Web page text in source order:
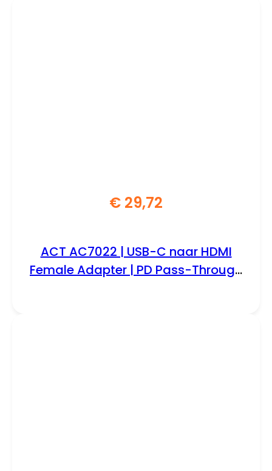
€ 29,72
ACT AC7022 | USB-C naar HDMI
Female Adapter | PD Pass-Through